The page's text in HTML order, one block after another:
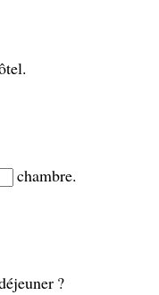
chambre.
?